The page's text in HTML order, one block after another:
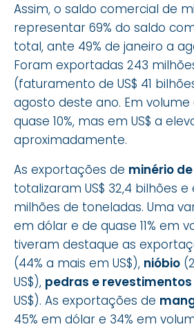
Assim, o saldo comercial de
representar 69% do saldo
total, ante 49% de janeiro a
Foram exportadas 243
(faturamento de US$ 41
agosto deste ano. Em
quase 10%, mas em US$ a
aproximadamente.
As exportações de minério
totalizaram US$ 32,4 bilhões
milhões de toneladas. Uma
em dólar e de quase 11% em
tiveram destaque as
(44% a mais em US$), nióbio
US$), pedras e revestimentos
US$). As exportações de
45% em dólar e 34% em